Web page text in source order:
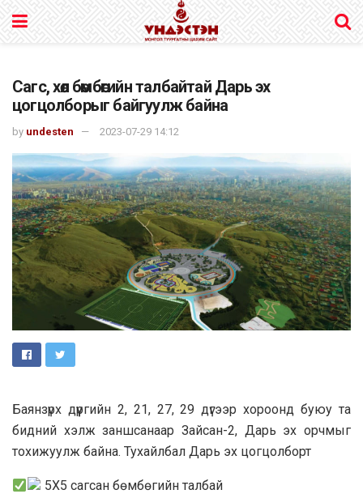
Сагс, хөл бөмбөгийн талбайтай Дарь эх
цогцолборыг байгуулж байна
by undesten 2023-07-29 14:12
Баянзүрх дүүргийн 2, 21, 27, 29 дүгээр хороонд буюу та
бидний хэлж заншсанаар Зайсан-2, Дарь эх орчмыг
тохижуулж байна. Тухайлбал Дарь эх цогцолборт
5Х5 сагсан бөмбөгийн талбай